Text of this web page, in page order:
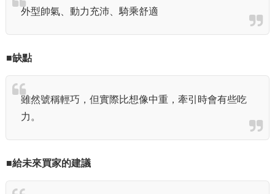
外型帥氣、動力充沛、騎乘舒適
■缺點
雖然號稱輕巧，但實際比想像中重，牽引時會有些吃
力。
■給未來買家的建議